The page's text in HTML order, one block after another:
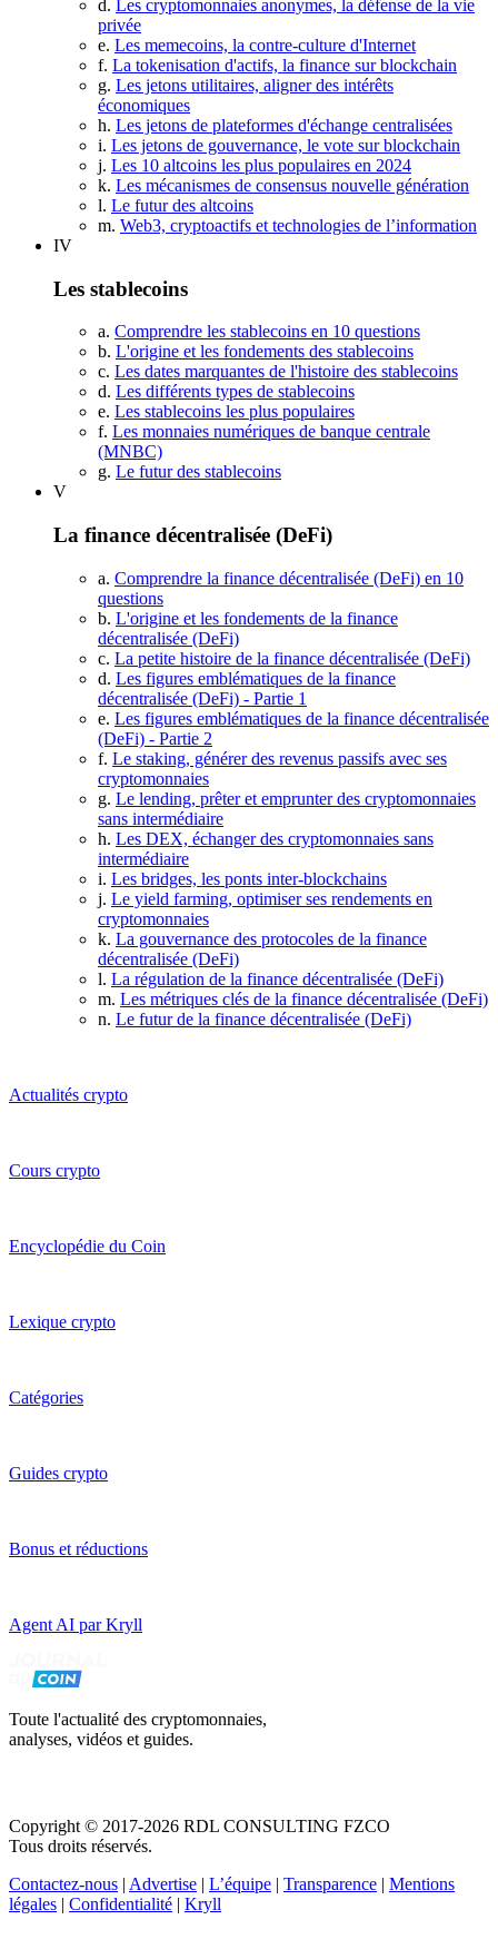
d. Les cryptomonnaies anonymes, la défense de la vie
privée
e. Les memecoins, la contre-culture d'Internet
f. La tokenisation d'actifs, la finance sur blockchain
g. Les jetons utilitaires, aligner des intérêts
économiques
h. Les jetons de plateformes d'échange centralisées
i. Les jetons de gouvernance, le vote sur blockchain
j. Les 10 altcoins les plus populaires en 2024
k. Les mécanismes de consensus nouvelle génération
l. Le futur des altcoins
m. Web3, cryptoactifs et technologies de l’information
IV
Les stablecoins
a. Comprendre les stablecoins en 10 questions
b. L'origine et les fondements des stablecoins
c. Les dates marquantes de l'histoire des stablecoins
d. Les différents types de stablecoins
e. Les stablecoins les plus populaires
f. Les monnaies numériques de banque centrale
(MNBC)
g. Le futur des stablecoins
V
La finance décentralisée (DeFi)
a. Comprendre la finance décentralisée (DeFi) en 10
questions
b. L'origine et les fondements de la finance
décentralisée (DeFi)
c. La petite histoire de la finance décentralisée (DeFi)
d. Les figures emblématiques de la finance
décentralisée (DeFi) - Partie 1
e. Les figures emblématiques de la finance décentralisée
(DeFi) - Partie 2
f. Le staking, générer des revenus passifs avec ses
cryptomonnaies
g. Le lending, prêter et emprunter des cryptomonnaies
sans intermédiaire
h. Les DEX, échanger des cryptomonnaies sans
intermédiaire
i. Les bridges, les ponts inter-blockchains
j. Le yield farming, optimiser ses rendements en
cryptomonnaies
k. La gouvernance des protocoles de la finance
décentralisée (DeFi)
l. La régulation de la finance décentralisée (DeFi)
m. Les métriques clés de la finance décentralisée (DeFi)
n. Le futur de la finance décentralisée (DeFi)
Actualités crypto
Cours crypto
Encyclopédie du Coin
Lexique crypto
Catégories
Guides crypto
Bonus et réductions
Agent AI par Kryll
Toute l'actualité des cryptomonnaies,
analyses, vidéos et guides.
Copyright © 2017-2026 RDL CONSULTING FZCO
Tous droits réservés.
Contactez-nous | Advertise | L’équipe | Transparence | Mentions
légales | Confidentialité | Kryll